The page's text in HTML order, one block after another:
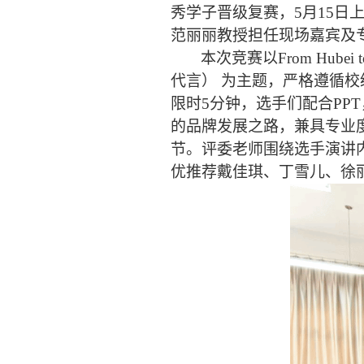
秀学子晋级复赛， 5月 15 日
范丽丽教授担任现场嘉宾及
本次竞赛以From Hubei
代言）
为主题，严格遵循
限时5分钟，选手们配合PPT
的品牌发展之路，兼具专业
节。评委老师围绕选手演讲
优推荐戴佳琪、丁雪儿、徐